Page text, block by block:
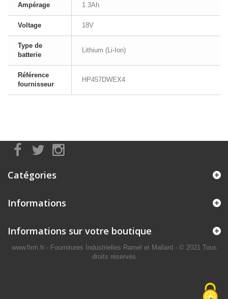
Ampérage 1.3Ah
Voltage 18V
Type de
batterie
Lithium (Li-Ion)
Référence
fournisseur
HP457DWEX4
Catégories
Informations
Informations sur votre boutique
www.firm.fr - Fournitures Industrielles Ramel et Mallard - © 2021 Tous
droits réservés